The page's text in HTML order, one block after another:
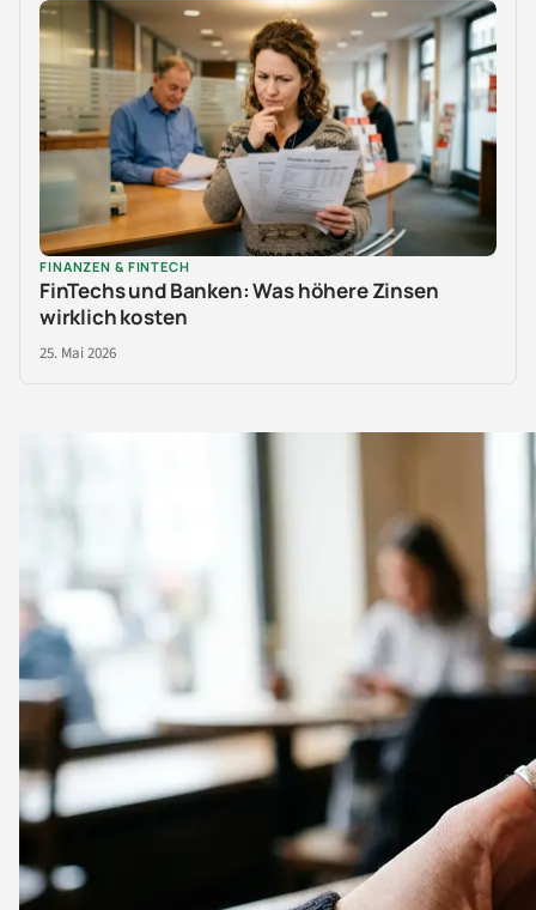
FINANZEN & FINTECH
FinTechs und Banken: Was höhere Zinsen
wirklich kosten
25. Mai 2026